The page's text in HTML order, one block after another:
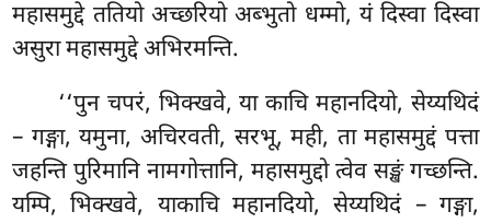
महासमुद्दे ततियो अच्छरियो अब्भुतो धम्मो, यं दिस्वा दिस्वा
असुरा महासमुद्दे अभिरमन्ति.
‘‘पुन चपरं, भिक्खवे, या काचि महानदियो, सेय्यथिदं
– गङ्गा, यमुना, अचिरवती, सरभू, मही, ता महासमुद्दं पत्ता
जहन्ति पुरिमानि नामगोत्तानि, महासमुद्दो त्वेव सङ्खं गच्छन्ति.
यम्पि, भिक्खवे, याकाचि महानदियो, सेय्यथिदं – गङ्गा,